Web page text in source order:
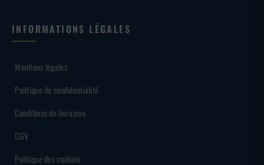
INFORMATIONS LÉGALES
Mentions légales
Politique de confidentialité
Conditions de livraison
CGV
Politique des cookies